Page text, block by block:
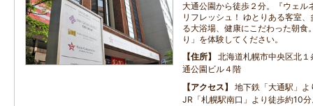
大通公園から徒歩２分。『ウェル
リフレッシュ！ ゆとりある客室
る大浴場、健康にこだわった朝食
り」を体験してください。
住所
北海道札幌市中央区北
通公園ビル４階
アクセス
地下鉄「大通駅」よ
JR「札幌駅南口」より徒歩約10